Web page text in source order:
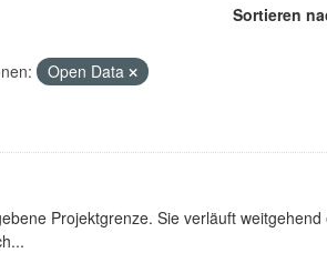
Sortieren
Open Data
Projektgrenze. Sie verläuft